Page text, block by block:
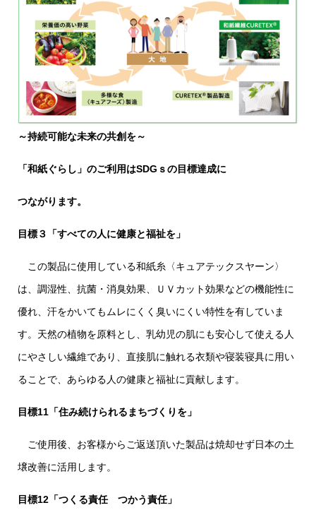
～持続可能な未来の共創を～
「和紙ぐらし」のご利用はSDGｓの目標達成に
つながります。
目標３「すべての人に健康と福祉を」
この製品に使用している和紙糸〈キュアテックスヤーン〉
は、調湿性、抗菌・消臭効果、ＵＶカット効果などの機能性に
優れ、汗をかいてもムレにくく臭いにくい特性を有していま
す。天然の植物を原料とし、乳幼児の肌にも安心して使える人
にやさしい繊維であり、直接肌に触れる衣類や寝装寝具に用い
ることで、あらゆる人の健康と福祉に貢献します。
目標11「住み続けられるまちづくりを」
ご使用後、お客様からご返送頂いた製品は焼却せず日本の土
壌改善に活用します。
目標12「つくる責任 つかう責任」